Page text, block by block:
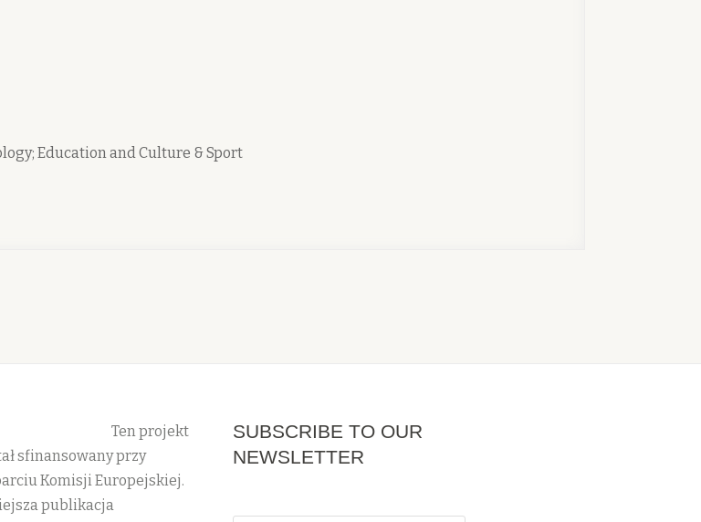
Education and Culture & Sport
Ten projekt
sfinansowany przy
Komisji Europejskiej.
publikacja
SUBSCRIBE TO OUR
NEWSLETTER